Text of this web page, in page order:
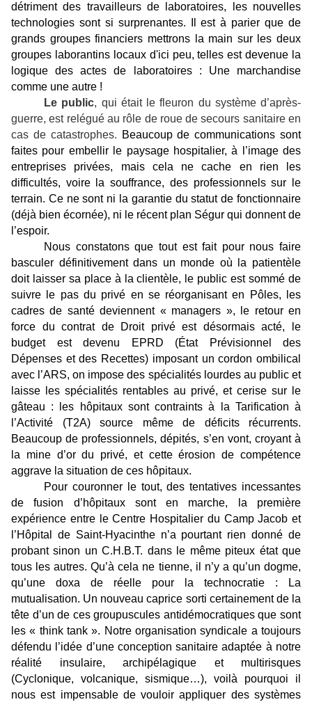
détriment des travailleurs de laboratoires, les nouvelles
technologies sont si surprenantes. Il est à parier que de
grands groupes financiers mettrons la main sur les deux
groupes laborantins locaux d'ici peu, telles est devenue la
logique des actes de laboratoires : Une marchandise
comme une autre !
Le public, qui était le fleuron du système d’après-
guerre, est relégué au rôle de roue de secours sanitaire en
cas de catastrophes. Beaucoup de communications sont
faites pour embellir le paysage hospitalier, à l’image des
entreprises privées, mais cela ne cache en rien les
difficultés, voire la souffrance, des professionnels sur le
terrain. Ce ne sont ni la garantie du statut de fonctionnaire
(déjà bien écornée), ni le récent plan Ségur qui donnent de
l’espoir.
Nous constatons que tout est fait pour nous faire
basculer définitivement dans un monde où la patientèle
doit laisser sa place à la clientèle, le public est sommé de
suivre le pas du privé en se réorganisant en Pôles, les
cadres de santé deviennent « managers », le retour en
force du contrat de Droit privé est désormais acté, le
budget est devenu EPRD (État Prévisionnel des
Dépenses et des Recettes) imposant un cordon ombilical
avec l’ARS, on impose des spécialités lourdes au public et
laisse les spécialités rentables au privé, et cerise sur le
gâteau : les hôpitaux sont contraints à la Tarification à
l’Activité (T2A) source même de déficits récurrents.
Beaucoup de professionnels, dépités, s’en vont, croyant à
la mine d’or du privé, et cette érosion de compétence
aggrave la situation de ces hôpitaux.
Pour couronner le tout, des tentatives incessantes
de fusion d’hôpitaux sont en marche, la première
expérience entre le Centre Hospitalier du Camp Jacob et
l’Hôpital de Saint-Hyacinthe n’a pourtant rien donné de
probant sinon un C.H.B.T. dans le même piteux état que
tous les autres. Qu’à cela ne tienne, il n’y a qu’un dogme,
qu’une doxa de réelle pour la technocratie : La
mutualisation. Un nouveau caprice sorti certainement de la
tête d’un de ces groupuscules antidémocratiques que sont
les « think tank ». Notre organisation syndicale a toujours
défendu l’idée d’une conception sanitaire adaptée à notre
réalité insulaire, archipélagique et multirisques
(Cyclonique, volcanique, sismique…), voilà pourquoi il
nous est impensable de vouloir appliquer des systèmes